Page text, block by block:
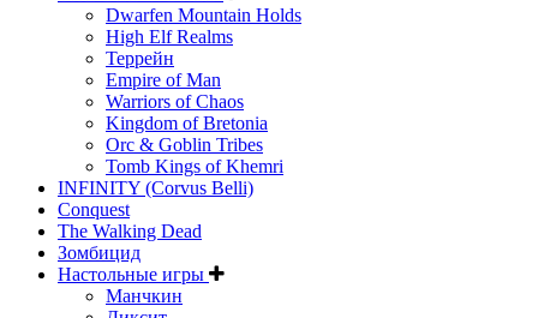
Dwarfen Mountain Holds
High Elf Realms
Террейн
Empire of Man
Warriors of Chaos
Kingdom of Bretonia
Orc & Goblin Tribes
Tomb Kings of Khemri
INFINITY (Corvus Belli)
Conquest
The Walking Dead
Зомбицид
Настольные игры
Манчкин